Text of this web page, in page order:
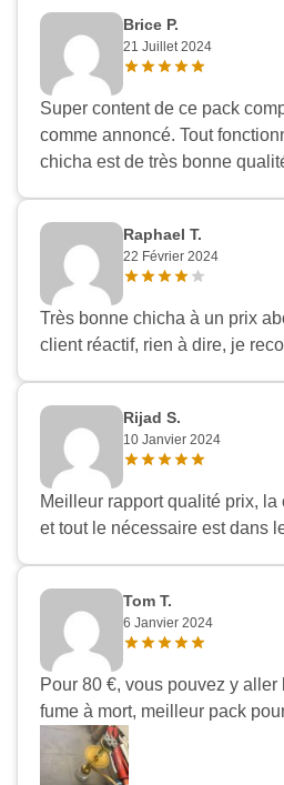
Brice P.
21 Juillet 2024
Super content de ce pack
comme annoncé. Tout
chicha est de très bonne
Raphael T.
22 Février 2024
Très bonne chicha à un prix
client réactif, rien à dire, je
Rijad S.
10 Janvier 2024
Meilleur rapport qualité prix, la
et tout le nécessaire est dans
Tom T.
6 Janvier 2024
Pour 80 €, vous pouvez y
fume à mort, meilleur pack